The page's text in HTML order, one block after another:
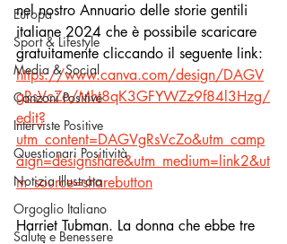
Europa
Sport & Lifestyle
Media & Social
Canzoni Positive
Interviste Positive
Questionari Positività
Notizia Illustrata
Orgoglio Italiano
Salute e Benessere
nel nostro Annuario delle storie gentili
italiane 2024 che è possibile scaricare
gratuitamente cliccando il seguente link:
https://www.canva.com/design/DAGV
gRsVcZo/Mht8qK3GFYWZz9f84l3Hzg/
edit?
utm_content=DAGVgRsVcZo&utm_camp
aign=designshare&utm_medium=link2&ut
m_source=sharebutton
Harriet Tubman. La donna che ebbe tre